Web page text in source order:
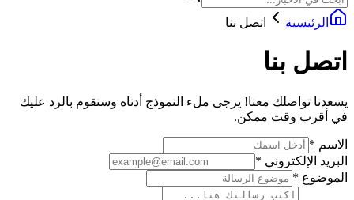
الرئيسية اتصل بنا
اتصل بنا
يسعدنا تواصلك معنا! يرجى ملء النموذج أدناه وسنقوم بالرد عليك
في أقرب وقت ممكن.
الاسم *
البريد الإلكتروني *
الموضوع *